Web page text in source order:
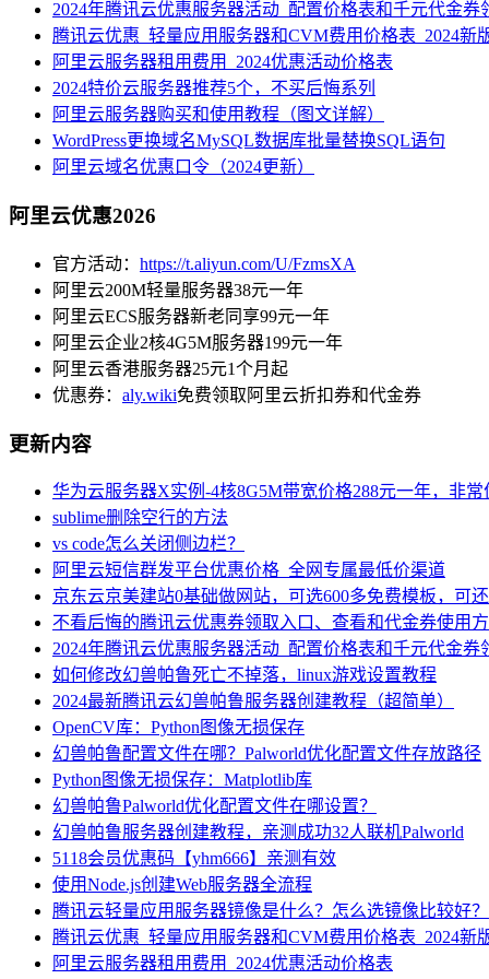
2024年腾讯云优惠服务器活动_配置价格表和千元代金券
腾讯云优惠_轻量应用服务器和CVM费用价格表_2024新
阿里云服务器租用费用_2024优惠活动价格表
2024特价云服务器推荐5个，不买后悔系列
阿里云服务器购买和使用教程（图文详解）
WordPress更换域名MySQL数据库批量替换SQL语句
阿里云域名优惠口令（2024更新）
阿里云优惠2026
官方活动： https://t.aliyun.com/U/FzmsXA
阿里云200M轻量服务器38元一年
阿里云ECS服务器新老同享99元一年
阿里云企业2核4G5M服务器199元一年
阿里云香港服务器25元1个月起
优惠券： aly.wiki免费领取阿里云折扣券和代金券
更新内容
华为云服务器X实例-4核8G5M带宽价格288元一年，非常
sublime删除空行的方法
vs code怎么关闭侧边栏？
阿里云短信群发平台优惠价格_全网专属最低价渠道
京东云京美建站0基础做网站，可选600多免费模板，可还
不看后悔的腾讯云优惠券领取入口、查看和代金券使用
2024年腾讯云优惠服务器活动_配置价格表和千元代金券
如何修改幻兽帕鲁死亡不掉落，linux游戏设置教程
2024最新腾讯云幻兽帕鲁服务器创建教程（超简单）
OpenCV库：Python图像无损保存
幻兽帕鲁配置文件在哪？Palworld优化配置文件存放路径
Python图像无损保存：Matplotlib库
幻兽帕鲁Palworld优化配置文件在哪设置？
幻兽帕鲁服务器创建教程，亲测成功32人联机Palworld
5118会员优惠码【yhm666】亲测有效
使用Node.js创建Web服务器全流程
腾讯云轻量应用服务器镜像是什么？怎么选镜像比较好？
腾讯云优惠_轻量应用服务器和CVM费用价格表_2024新
阿里云服务器租用费用_2024优惠活动价格表